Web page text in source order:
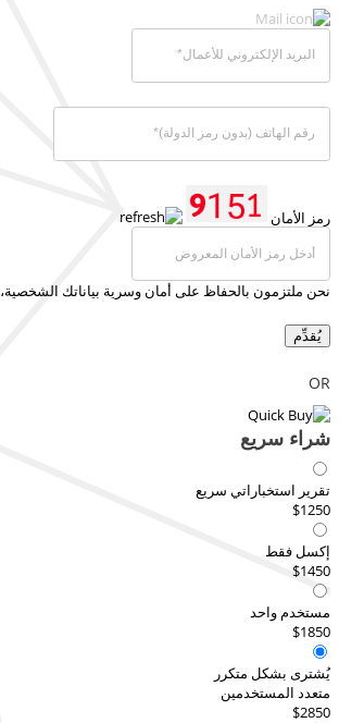
رمز الأمان
نحن ملتزمون بالحفاظ على أمان وسرية بياناتك الشخصية،
يُقدِّم
OR
شراء سريع
تقرير استخباراتي سريع
$1250
إكسل فقط
$1450
مستخدم واحد
$1850
يُشترى بشكل متكرر
متعدد المستخدمين
$2850